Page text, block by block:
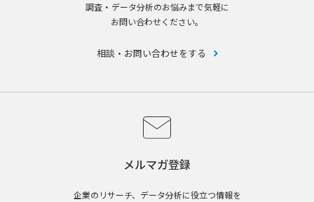
調査・データ分析のお悩みまで気軽に
お問い合わせください。
相談・お問い合わせをする
メルマガ登録
企業のリサーチ、データ分析に役立つ情報を